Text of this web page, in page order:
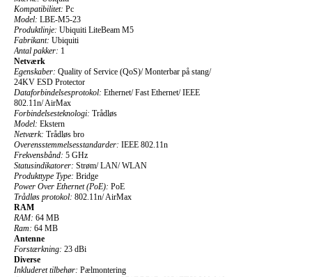
Kompatibilitet: Pc
Model: LBE-M5-23
Produktlinje: Ubiquiti LiteBeam M5
Fabrikant: Ubiquiti
Antal pakker: 1
Netværk
Egenskaber: Quality of Service (QoS)/ Monterbar på stang/
24KV ESD Protector
Dataforbindelsesprotokol: Ethernet/ Fast Ethernet/ IEEE
802.11n/ AirMax
Forbindelsesteknologi: Trådløs
Model: Ekstern
Netværk: Trådløs bro
Overensstemmelsesstandarder: IEEE 802.11n
Frekvensbånd: 5 GHz
Statusindikatorer: Strøm/ LAN/ WLAN
Produkttype Type: Bridge
Power Over Ethernet (PoE): PoE
Trådløs protokol: 802.11n/ AirMax
RAM
RAM: 64 MB
Ram: 64 MB
Antenne
Forstærkning: 23 dBi
Diverse
Inkluderet tilbehør: Pælmontering